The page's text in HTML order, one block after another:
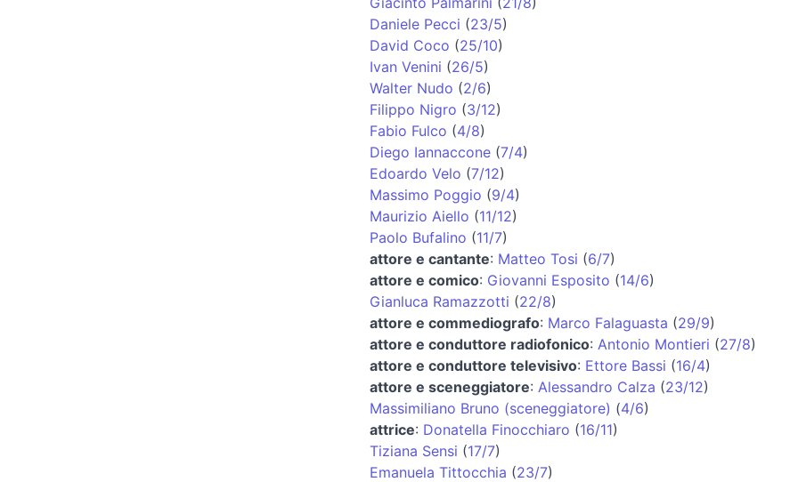
Daniele Pecci (23/5)
David Coco (25/10)
Ivan Venini (26/5)
Walter Nudo (2/6)
Filippo Nigro (3/12)
Fabio Fulco (4/8)
Diego Iannaccone(7/4)
Edoardo Velo (7/12)
Massimo Poggio (9/4)
Maurizio Aiello (11/12)
Paolo Bufalino (11/7)
attore e cantante: Matteo Tosi (6/7)
attore e comico: Giovanni Esposito (14/6)
Gianluca Ramazzotti (22/8)
attore e commediografo: Marco Falaguasta (29/9)
attore e conduttore radiofonico: Antonio Montieri (27/8)
attore e conduttore televisivo: Ettore Bassi (16/4)
attore e sceneggiatore: Alessandro Calza (23/12)
Massimiliano Bruno (sceneggiatore) (4/6)
attrice: Donatella Finocchiaro (16/11)
Tiziana Sensi (17/7)
Emanuela Tittocchia (23/7)